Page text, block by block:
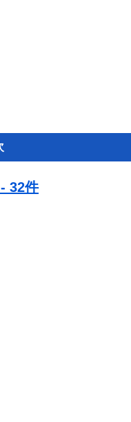
32件